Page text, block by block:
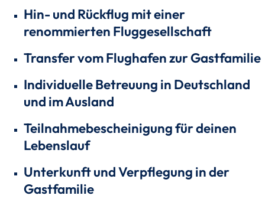
Hin- und Rückflug mit einer
renommierten Fluggesellschaft
Transfer vom Flughafen zur Gastfamilie
Individuelle Betreuung in Deutschland
und im Ausland
Teilnahmebescheinigung für deinen
Lebenslauf
Unterkunft und Verpflegung in der
Gastfamilie